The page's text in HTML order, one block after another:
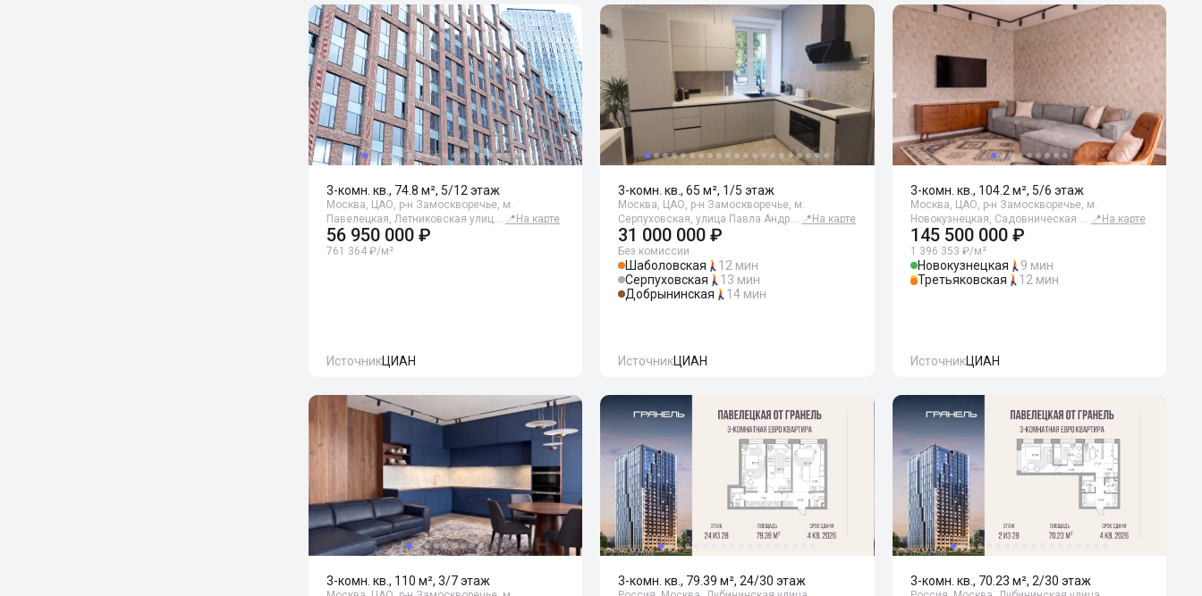
3-комн. кв., 74.8 м², 5/12 этаж
Москва, ЦАО, р-н Замоскворечье, м.
Павелецкая, Летниковская улиц… 📍 На карте
56 950 000 ₽
761 364 ₽/м²
ИсточникЦИАН
3-комн. кв., 65 м², 1/5 этаж
Москва, ЦАО, р-н Замоскворечье, м.
Серпуховская, улица Павла Андр… 📍 На карте
31 000 000 ₽
Без комиссии
Шаболовская
12 мин
Серпуховская
13 мин
Добрынинская
14 мин
ИсточникЦИАН
3-комн. кв., 104.2 м², 5/6 этаж
Москва, ЦАО, р-н Замоскворечье, м.
Новокузнецкая, Садовническая … 📍 На карте
145 500 000 ₽
1 396 353 ₽/м²
Новокузнецкая
9 мин
Третьяковская
12 мин
ИсточникЦИАН
3-комн. кв., 110 м², 3/7 этаж 3-комн. кв., 79.39 м², 24/30 этаж 3-комн. кв., 70.23 м², 2/30 этаж